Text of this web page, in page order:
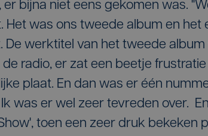
er bijna niet eens gekomen was.
Het was ons tweede album en
De werktitel van het tweede album
radio, er zat een beetje
plaat. En dan was er één
was er wel zeer tevreden over.
toen een zeer druk bekeken